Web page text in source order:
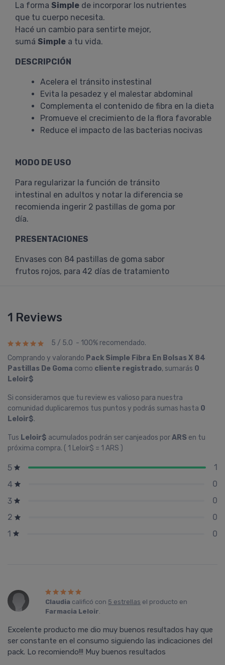
La forma Simple de incorporar los nutrientes
que tu cuerpo necesita.
Hacé un cambio para sentirte mejor,
sumá Simple a tu vida.
DESCRIPCIÓN
Acelera el tránsito instestinal
Evita la pesadez y el malestar abdominal
Complementa el contenido de fibra en la dieta
Promueve el crecimiento de la flora favorable
Reduce el impacto de las bacterias nocivas
MODO DE USO
Para regularizar la función de tránsito
intestinal en adultos y notar la diferencia se
recomienda ingerir 2 pastillas de goma por
día.
PRESENTACIONES
Envases con 84 pastillas de goma sabor
frutos rojos, para 42 días de tratamiento
1 Reviews
5 / 5.0 - 100% recomendado.
Comprando y valorando Pack Simple Fibra En Bolsas X 84
Pastillas De Goma como cliente registrado, sumarás 0
Leloir$
Si consideramos que tu review es valioso para nuestra
comunidad duplicaremos tus puntos y podrás sumas hasta 0
Leloir$.
Tus Leloir$ acumulados podrán ser canjeados porARS en tu
próxima compra. ( 1 Leloir$ = 1 ARS )
5
1
4
0
3
0
2
0
1
0
Claudia calificó con 5 estrellas el producto en
Farmacia Leloir.
Excelente producto me dio muy buenos resultados hay que
ser constante en el consumo siguiendo las indicaciones del
pack. Lo recomiendo!!! Muy buenos resultados